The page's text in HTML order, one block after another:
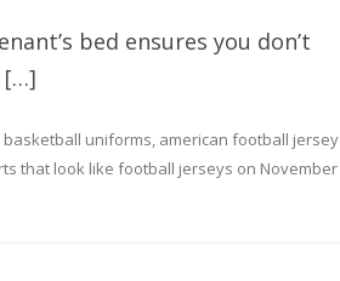
bed ensures you don’t
[…]
uniforms, american football jersey
that look like football jerseys on November